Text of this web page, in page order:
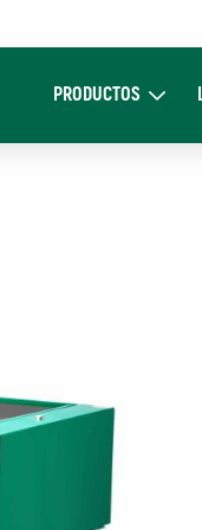
navigation
PRODUCTOS
Expand